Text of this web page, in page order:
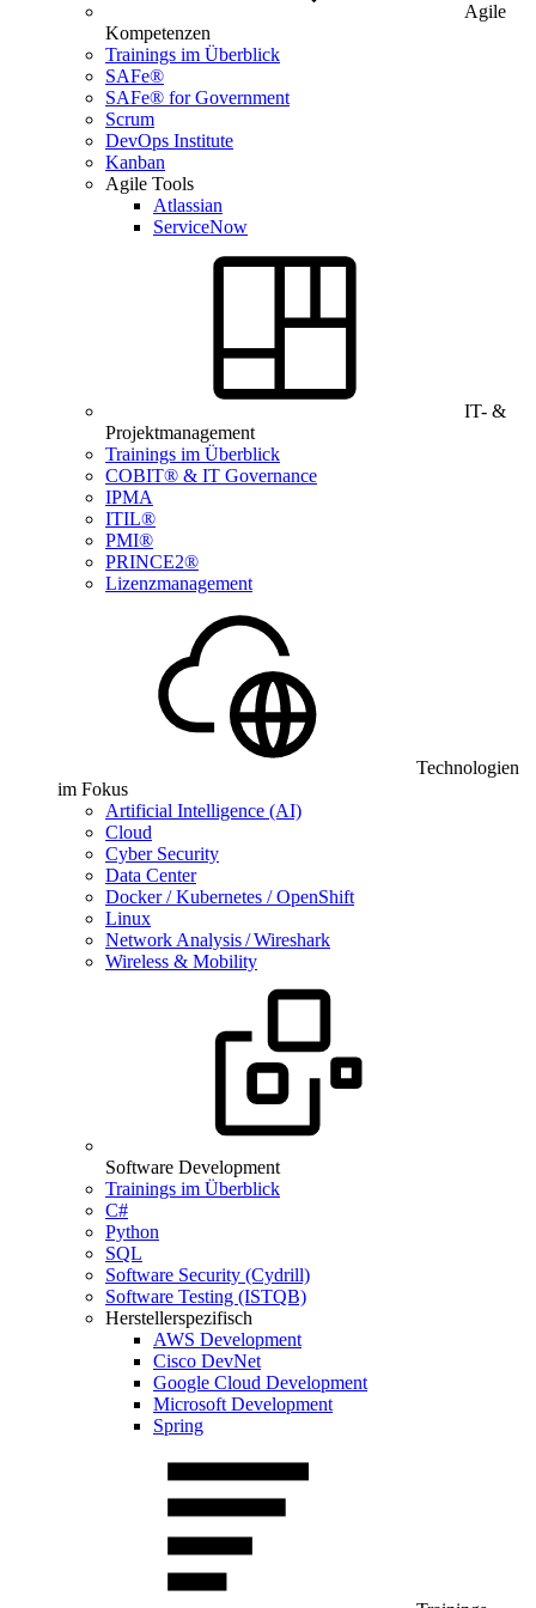
Agile
Kompetenzen
Trainings im Überblick
SAFe®
SAFe® for Government
Scrum
DevOps Institute
Kanban
Agile Tools
Atlassian
ServiceNow
IT- &
Projektmanagement
Trainings im Überblick
COBIT® & IT Governance
IPMA
ITIL®
PMI®
PRINCE2®
Lizenzmanagement
Technologien
im Fokus
Artificial Intelligence (AI)
Cloud
Cyber Security
Data Center
Docker / Kubernetes / OpenShift
Linux
Network Analysis / Wireshark
Wireless & Mobility
Software Development
Trainings im Überblick
C#
Python
SQL
Software Security (Cydrill)
Software Testing (ISTQB)
Herstellerspezifisch
AWS Development
Cisco DevNet
Google Cloud Development
Microsoft Development
Spring